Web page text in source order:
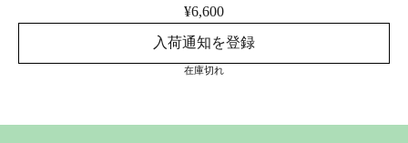
¥6,600
入荷通知を登録
在庫切れ